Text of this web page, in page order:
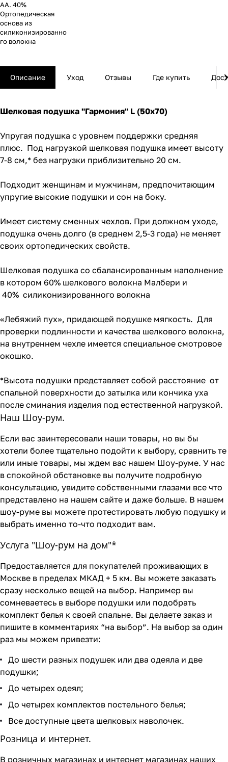
АА. 40%
Ортопедическая
основа из
силиконизированно
го волокна
Описание Уход Отзывы Где купить
Шелковая подушка "Гармония" L (50x70)
Упругая подушка с уровнем поддержки средняя
плюс. Под нагрузкой шелковая подушка имеет высоту
7-8 см,* без нагрузки приблизительно 20 см.
Подходит женщинам и мужчинам, предпочитающим
упругие высокие подушки и сон на боку.
Имеет систему сменных чехлов. При должном уходе,
подушка очень долго (в среднем 2,5-3 года) не меняет
своих ортопедических свойств.
Шелковая подушка со сбалансированным наполнение
в котором 60% шелкового волокна Малбери и
40% силиконизированного волокна
«Лебяжий пух», придающей подушке мягкость. Для
проверки подлинности и качества шелкового волокна,
на внутреннем чехле имеется специальное смотровое
окошко.
*Высота подушки представляет собой расстояние от
спальной поверхности до затылка или кончика уха
после сминания изделия под естественной нагрузкой.
Наш Шоу-рум.
Если вас заинтересовали наши товары, но вы бы
хотели более тщательно подойти к выбору, сравнить те
или иные товары, мы ждем вас нашем Шоу-руме. У нас
в спокойной обстановке вы получите подробную
консультацию, увидите собственными глазами все что
представлено на нашем сайте и даже больше. В нашем
шоу-руме вы можете протестировать любую подушку и
выбрать именно то-что подходит вам.
Услуга "Шоу-рум на дом"*
Предоставляется для покупателей проживающих в
Москве в пределах МКАД + 5 км. Вы можете заказать
сразу несколько вещей на выбор. Например вы
сомневаетесь в выборе подушки или подобрать
комплект белья к своей спальне. Вы делаете заказ и
пишите в комментариях “на выбор”. На выбор за один
раз мы можем привезти:
До шести разных подушек или два одеяла и две
подушки;
До четырех одеял;
До четырех комплектов постельного белья;
Все доступные цвета шелковых наволочек.
Розница и интернет.
В розничных магазинах и интернет магазинах наших